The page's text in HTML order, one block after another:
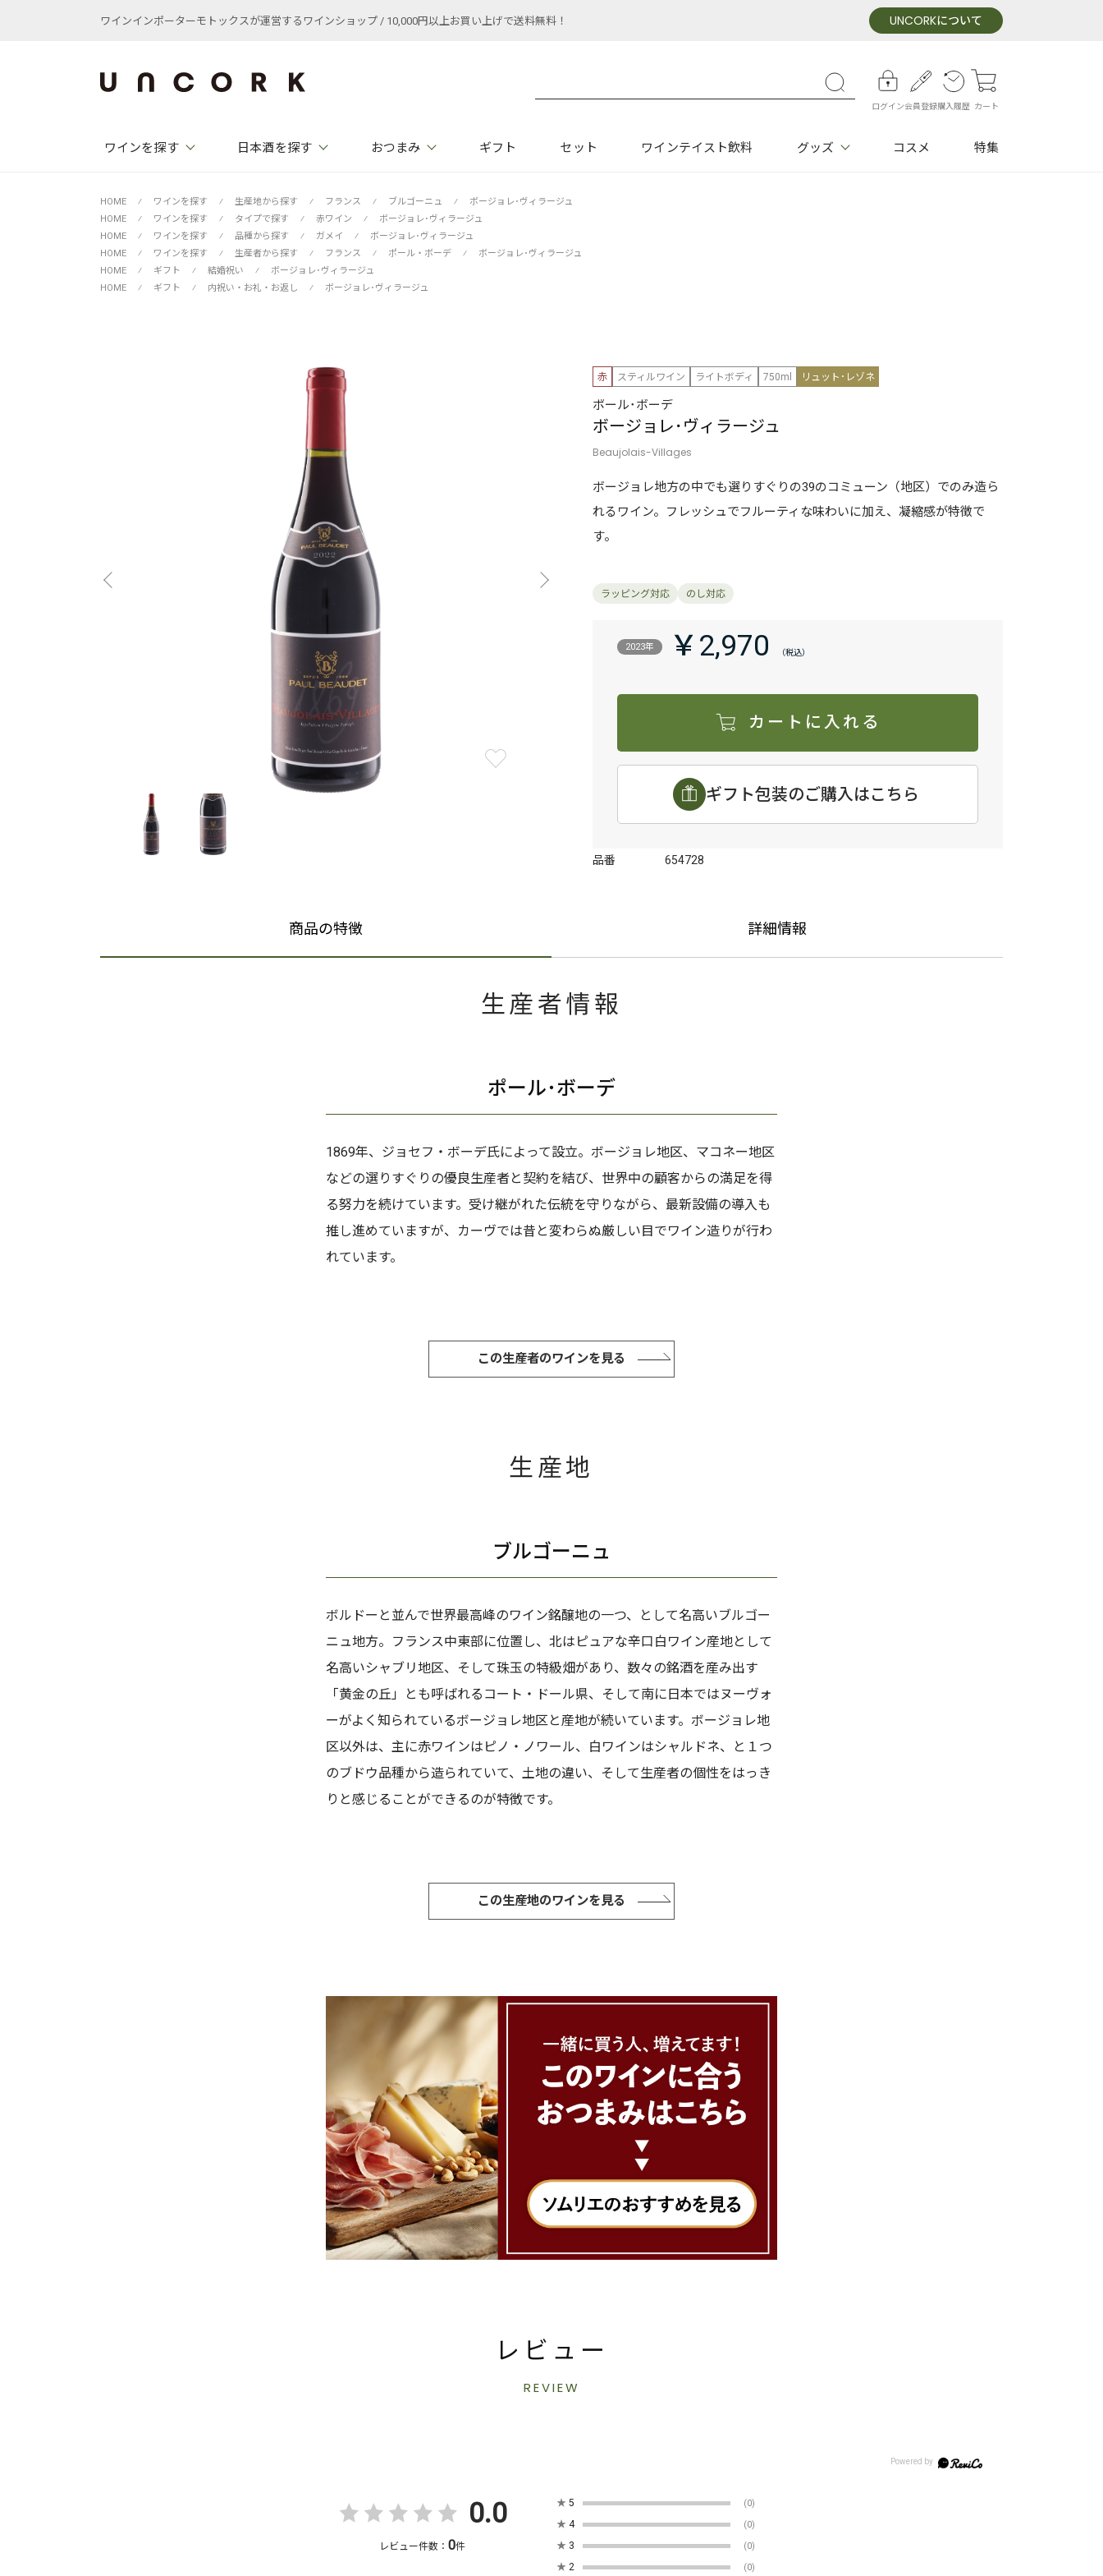
ワインインポーターモトックスが運営するワインショップ / 10,000円以上お買い上げで送料無料！ UNCORKについて
ログイン会員登録購入履歴 カート
ワインを探す 日本酒を探す おつまみ ギフト セット ワインテイスト飲料 グッズ コスメ 特集
HOME ⁄ ワインを探す ⁄ 生産地から探す ⁄ フランス ⁄ ブルゴーニュ ⁄
ボージョレ･ヴィラージュ
HOME
⁄ ワインを探す ⁄ タイプで探す ⁄ 赤ワイン ⁄
ボージョレ･ヴィラージュ
HOME
⁄ ワインを探す ⁄ 品種から探す ⁄ ガメイ ⁄
ボージョレ･ヴィラージュ
HOME
⁄ ワインを探す ⁄ 生産者から探す ⁄ フランス ⁄ ポール・ボーデ ⁄
ボージョレ･ヴィラージュ
HOME
⁄ ギフト ⁄ 結婚祝い ⁄
ボージョレ･ヴィラージュ
HOME
⁄ ギフト ⁄ 内祝い・お礼・お返し ⁄ ボージョレ･ヴィラージュ
赤 スティルワイン ライトボディ 750ml リュット･レゾネ
ポール･ボーデ
ボージョレ･ヴィラージュ
Beaujolais-Villages
ボージョレ地方の中でも選りすぐりの39のコミューン（地区）でのみ造ら
れるワイン。フレッシュでフルーティな味わいに加え、凝縮感が特徴で
す。
2023年 ￥2,970
カートに入れる
ギフト包装のご購入はこちら
品番 654728
商品の特徴 詳細情報
生産者情報
ポール･ボーデ
1869年、ジョセフ・ボーデ氏によって設立。ボージョレ地区、マコネー地区
などの選りすぐりの優良生産者と契約を結び、世界中の顧客からの満足を得
る努力を続けています。受け継がれた伝統を守りながら、最新設備の導入も
推し進めていますが、カーヴでは昔と変わらぬ厳しい目でワイン造りが行わ
れています。
この生産者のワインを見る
生産地
ブルゴーニュ
ボルドーと並んで世界最高峰のワイン銘醸地の一つ、として名高いブルゴー
ニュ地方。フランス中東部に位置し、北はピュアな辛口白ワイン産地として
名高いシャブリ地区、そして珠玉の特級畑があり、数々の銘酒を産み出す
「黄金の丘」とも呼ばれるコート・ドール県、そして南に日本ではヌーヴォ
ーがよく知られているボージョレ地区と産地が続いています。ボージョレ地
区以外は、主に赤ワインはピノ・ノワール、白ワインはシャルドネ、と１つ
のブドウ品種から造られていて、土地の違い、そして生産者の個性をはっき
りと感じることができるのが特徴です。
この生産地のワインを見る
レビュー
REVIEW
0.0
レビュー件数： 0件
★ 5 (0)
★ 4 (0)
★ 3 (0)
★ 2 (0)